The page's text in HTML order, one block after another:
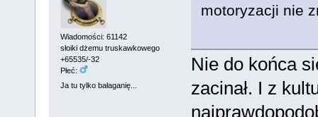
Wiadomości: 61142
słoiki dżemu truskawkowego
+65535/-32
Płeć:
Ja tu tylko bałaganię...
motoryzacji nie
Nie do końca
zacinał. I z